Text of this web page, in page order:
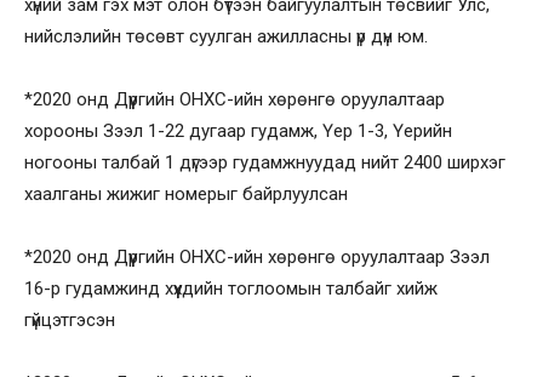
хүний зам гэх мэт олон бүтээн байгуулалтын төсвийг Улс,
нийслэлийн төсөвт суулган ажилласны үр дүн юм.
*2020 онд Дүүргийн ОНХС-ийн хөрөнгө оруулалтаар
хорооны Зээл 1-22 дугаар гудамж, Үер 1-3, Үерийн
ногооны талбай 1 дүгээр гудамжнуудад нийт 2400 ширхэг
хаалганы жижиг номерыг байрлуулсан
*2020 онд Дүүргийн ОНХС-ийн хөрөнгө оруулалтаар Зээл
16-р гудамжинд хүүхдийн тоглоомын талбайг хийж
гүйцэтгэсэн